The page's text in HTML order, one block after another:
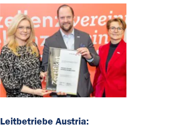
Leitbetriebe Austria: